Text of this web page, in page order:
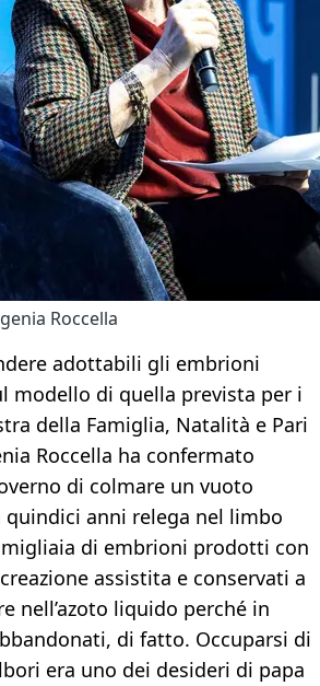
Roccella
adottabili gli embrioni
modello di quella prevista per i
della Famiglia, Natalità e Pari
Roccella ha confermato
di colmare un vuoto
quindici anni relega nel limbo
di embrioni prodotti con
assistita e conservati a
nell’azoto liquido perché in
di fatto. Occuparsi di
era uno dei desideri di papa